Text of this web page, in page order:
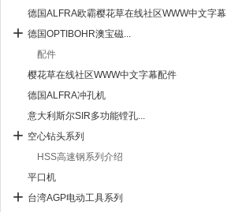
德国ALFRA欧霸樱花草在线社区WWW中文字幕
德国OPTIBOHR澳宝磁...
配件
樱花草在线社区WWW中文字幕配件
德国ALFRA冲孔机
意大利斯尔SIR多功能镗孔...
空心钻头系列
HSS高速钢系列介绍
平口机
台湾AGP电动工具系列